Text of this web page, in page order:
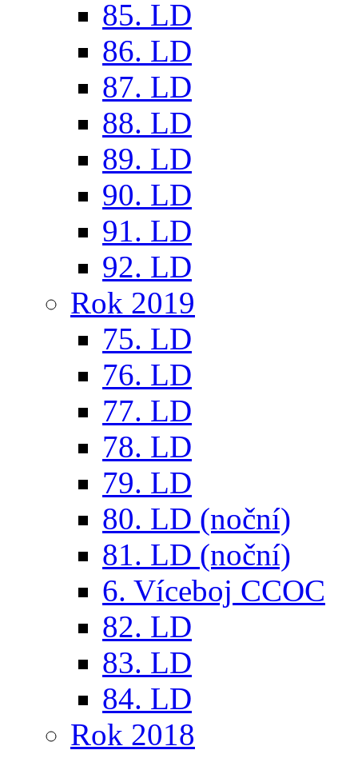
85. LD
86. LD
87. LD
88. LD
89. LD
90. LD
91. LD
92. LD
Rok 2019
75. LD
76. LD
77. LD
78. LD
79. LD
80. LD (noční)
81. LD (noční)
6. Víceboj CCOC
82. LD
83. LD
84. LD
Rok 2018